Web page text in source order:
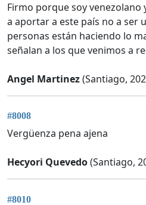
Firmo porque soy
a aportar a este país no a ser
personas están haciendo lo
señalan a los que venimos a
Angel Martinez(Santiago,
#8008
Vergüenza pena ajena
Hecyori Quevedo(Santiago,
#8010